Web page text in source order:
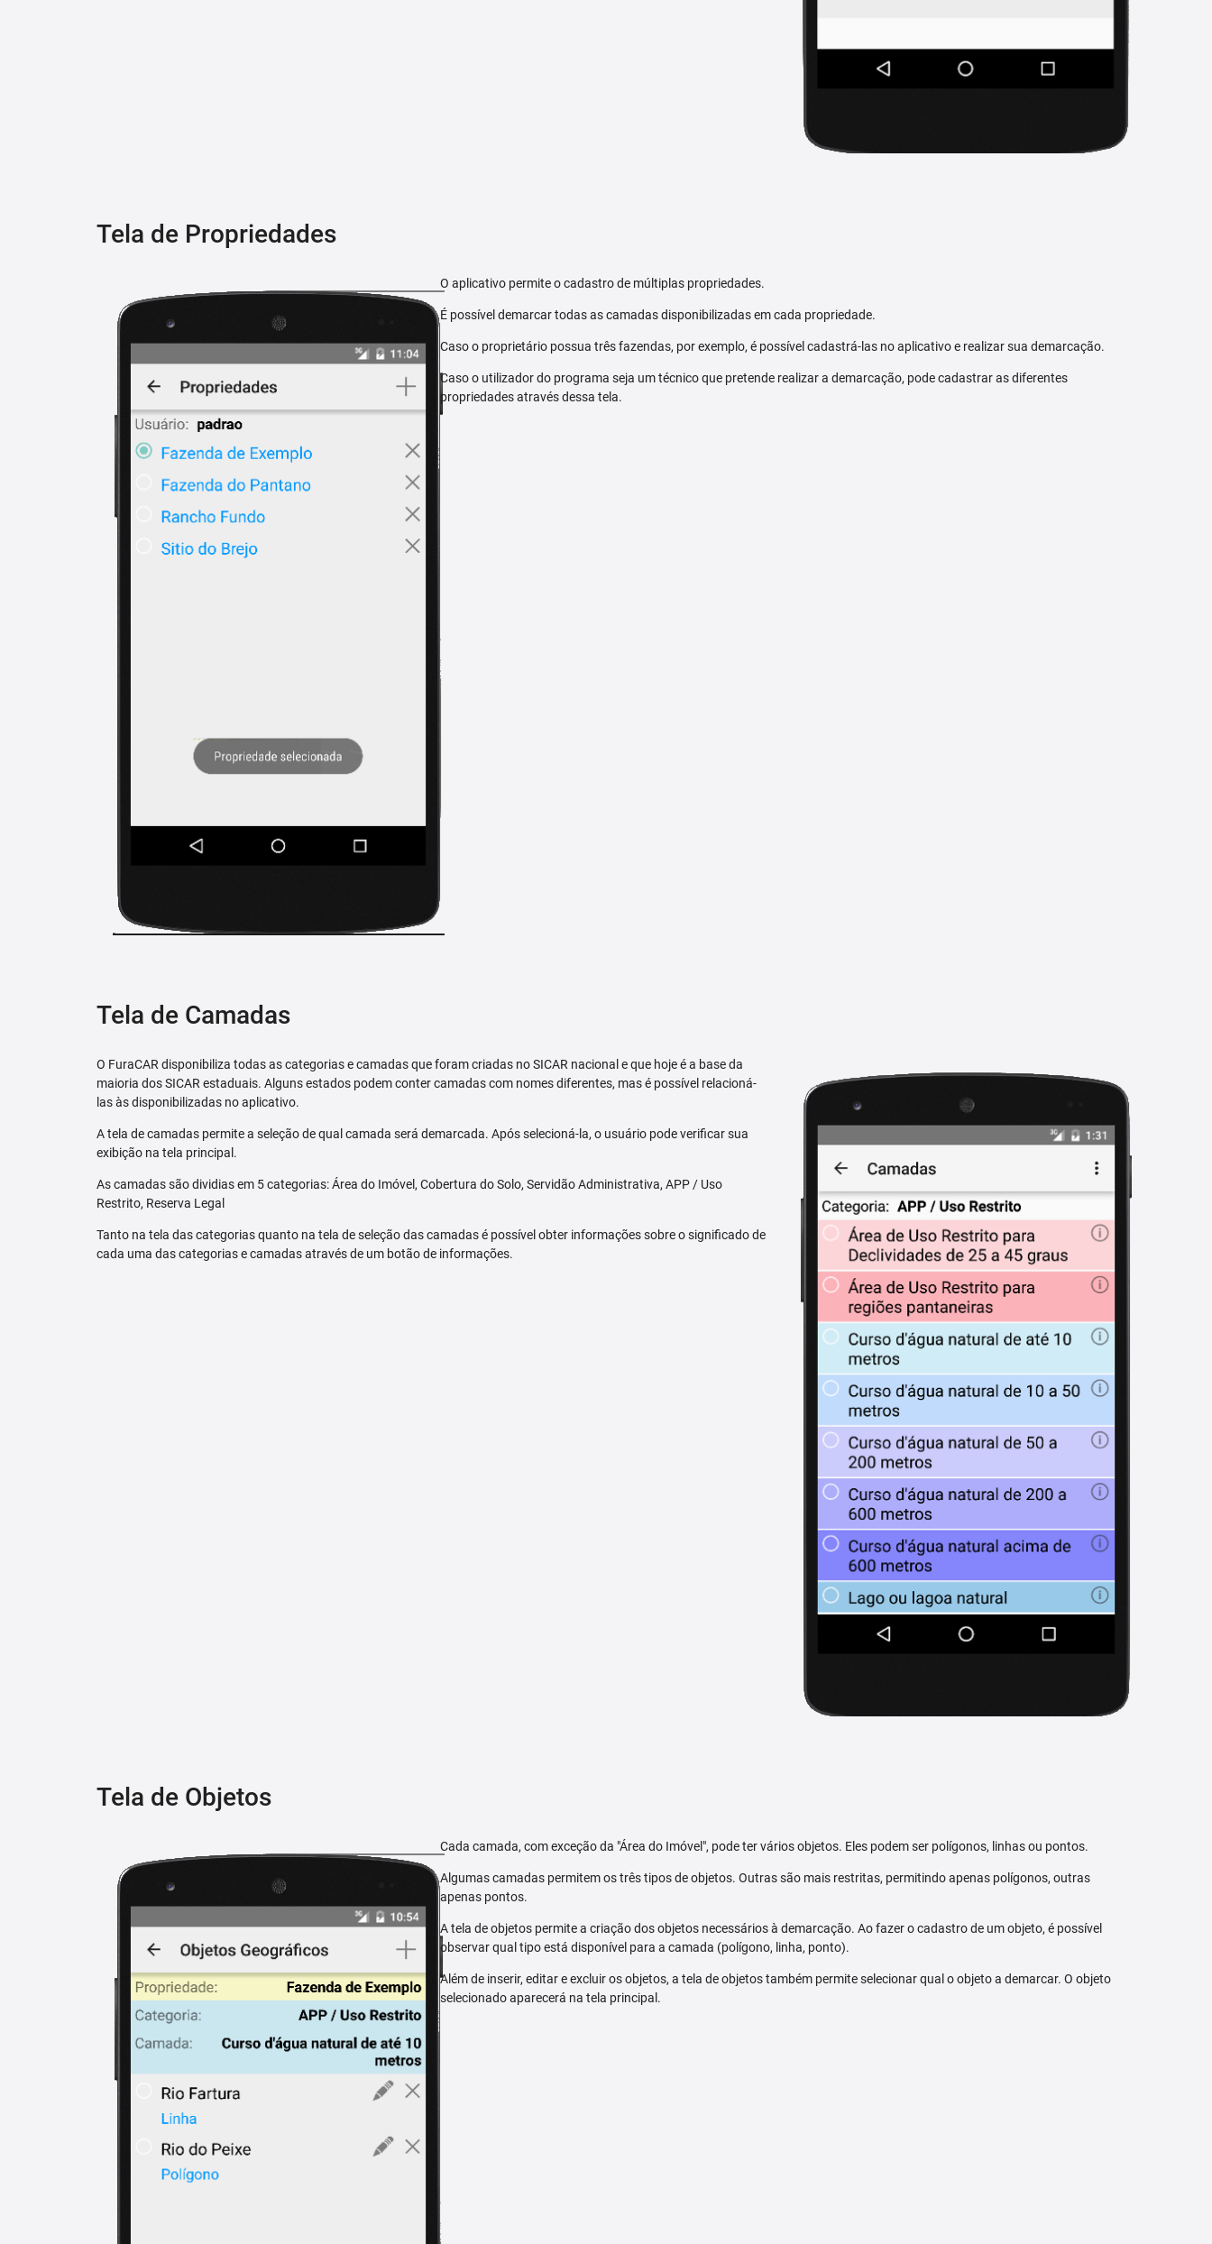
Tela de Propriedades
O aplicativo permite o cadastro de múltiplas propriedades.
É possível demarcar todas as camadas disponibilizadas em cada propriedade.
Caso o proprietário possua três fazendas, por exemplo, é possível cadastrá-las no aplicativo e realizar sua demarcação.
Caso o utilizador do programa seja um técnico que pretende realizar a demarcação, pode cadastrar as diferentes
propriedades através dessa tela.
Tela de Camadas
O FuraCAR disponibiliza todas as categorias e camadas que foram criadas no SICAR nacional e que hoje é a base da
maioria dos SICAR estaduais. Alguns estados podem conter camadas com nomes diferentes, mas é possível relacioná-
las às disponibilizadas no aplicativo.
A tela de camadas permite a seleção de qual camada será demarcada. Após selecioná-la, o usuário pode verificar sua
exibição na tela principal.
As camadas são dividias em 5 categorias: Área do Imóvel, Cobertura do Solo, Servidão Administrativa, APP / Uso
Restrito, Reserva Legal
Tanto na tela das categorias quanto na tela de seleção das camadas é possível obter informações sobre o significado de
cada uma das categorias e camadas através de um botão de informações.
Tela de Objetos
Cada camada, com exceção da "Área do Imóvel", pode ter vários objetos. Eles podem ser polígonos, linhas ou pontos.
Algumas camadas permitem os três tipos de objetos. Outras são mais restritas, permitindo apenas polígonos, outras
apenas pontos.
A tela de objetos permite a criação dos objetos necessários à demarcação. Ao fazer o cadastro de um objeto, é possível
observar qual tipo está disponível para a camada (polígono, linha, ponto).
Além de inserir, editar e excluir os objetos, a tela de objetos também permite selecionar qual o objeto a demarcar. O objeto
selecionado aparecerá na tela principal.